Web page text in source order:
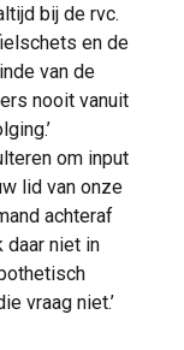
bij de rvc.
en de
van de
nooit vanuit
om input
lid van onze
achteraf
daar niet in
vraag niet.’